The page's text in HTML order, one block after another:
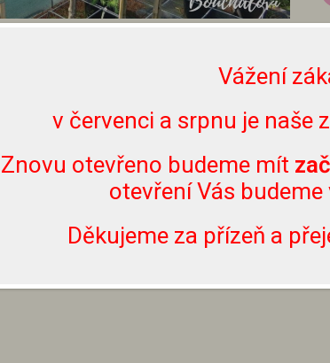
Vážení
v červenci a srpnu je naše
Znovu otevřeno budeme mít
otevření Vás
Děkujeme za přízeň a